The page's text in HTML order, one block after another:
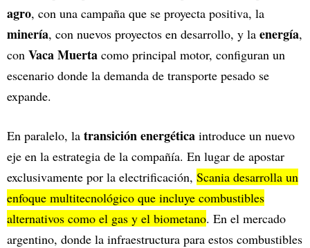
agro, con una campaña que se proyecta positiva, la
minería, con nuevos proyectos en desarrollo, y la energía,
con Vaca Muerta como principal motor, configuran un
escenario donde la demanda de transporte pesado se
expande.
En paralelo, la transición energética introduce un nuevo
eje en la estrategia de la compañía. En lugar de apostar
exclusivamente por la electrificación, Scania desarrolla un
enfoque multitecnológico que incluye combustibles
alternativos como el gas y el biometano. En el mercado
argentino, donde la infraestructura para estos combustibles